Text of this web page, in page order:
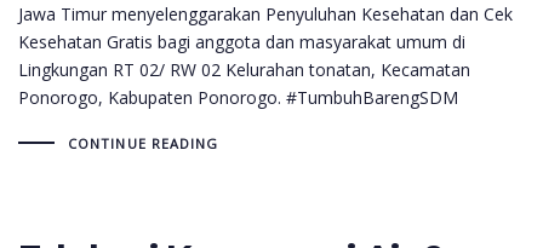
Jawa Timur menyelenggarakan Penyuluhan Kesehatan dan Cek
Kesehatan Gratis bagi anggota dan masyarakat umum di
Lingkungan RT 02/ RW 02 Kelurahan tonatan, Kecamatan
Ponorogo, Kabupaten Ponorogo. #TumbuhBarengSDM
CONTINUE READING